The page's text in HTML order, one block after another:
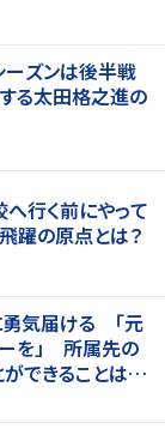
ーズンは後半戦
る太田格之進の
へ行く前にやって
躍の原点とは？
勇気届ける 「元
を」 所属先の
できることは当